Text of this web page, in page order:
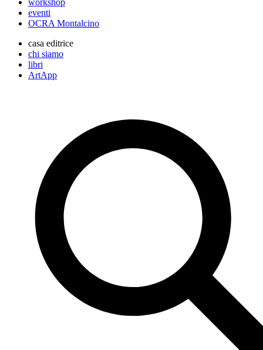
workshop
eventi
OCRA Montalcino
casa editrice
chi siamo
libri
ArtApp